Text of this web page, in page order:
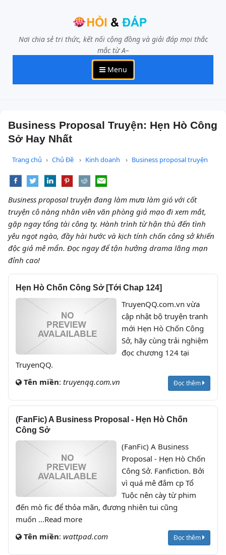
Nơi chia sẻ tri thức, kết nối cộng đồng và giải đáp mọi thắc
mắc từ A–
Menu
Business Proposal Truyện: Hẹn Hò Công
Sở Hay Nhất
Trang chủ Chủ Đề Kinh doanh Business proposal truyện
Business proposal truyện đang làm mưa làm gió với cốt
truyện cô nàng nhân viên văn phòng giả mạo đi xem mắt,
gặp ngay tổng tài công ty. Hành trình từ hận thù đến tình
yêu ngọt ngào, đầy hài hước và kịch tính chốn công sở khiến
độc giả mê mẩn. Đọc ngay để tận hưởng drama lãng mạn
đỉnh cao!
Hẹn Hò Chốn Công Sở [Tới Chap 124]
TruyenQQ.com.vn vừa
cập nhật bộ truyện tranh
mới Hẹn Hò Chốn Công
Sở, hãy cùng trải nghiệm
đọc chương 124 tại
TruyenQQ.
Tên miền: truyenqq.com.vn Đọc thêm
(FanFic) A Business Proposal - Hẹn Hò Chốn
Công Sở
(FanFic) A Business
Proposal - Hẹn Hò Chốn
Công Sở. Fanfiction. Bởi
vì quá mê đắm cp Tổ
Tuộc nên cày từ phim
đến mò fic để thỏa mãn, đương nhiên tui cũng
muốn ...Read more
Tên miền: wattpad.com Đọc thêm